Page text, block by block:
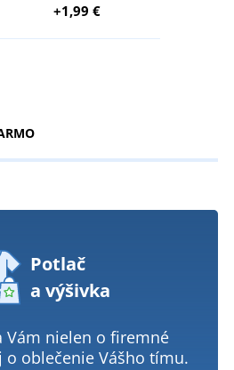
+1,99 €
Potlač
a výšivka
Vám nielen o firemné
o oblečenie Vášho tímu.